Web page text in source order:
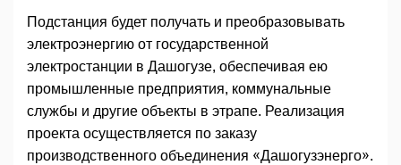
Подстанция будет получать и преобразовывать
электроэнергию от государственной
электростанции в Дашогузе, обеспечивая ею
промышленные предприятия, коммунальные
службы и другие объекты в этрапе. Реализация
проекта осуществляется по заказу
производственного объединения «Дашогузэнерго».